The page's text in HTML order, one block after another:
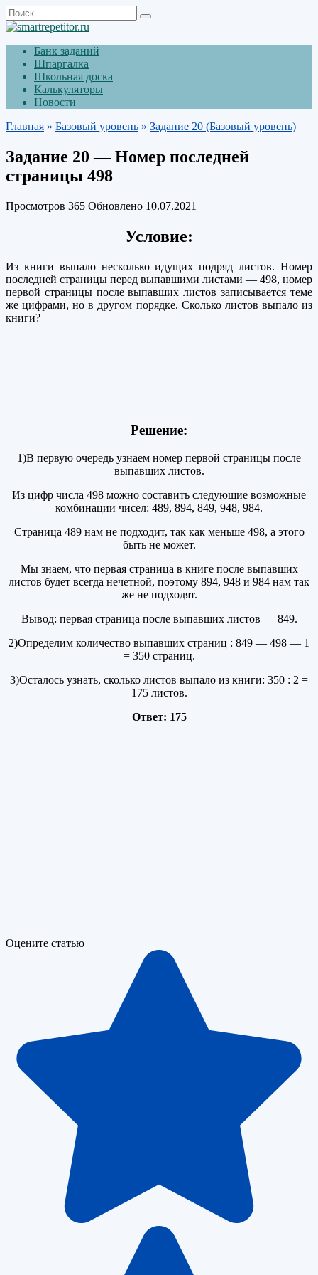
Перейти
к
содержанию
Search
for:
Банк заданий
Шпаргалка
Школьная доска
Калькуляторы
Новости
Главная » Базовый уровень » Задание 20 (Базовый уровень)
Задание 20 — Номер последней
страницы 498
Просмотров 365 Обновлено 10.07.2021
Условие:
Из книги выпало несколько идущих подряд листов. Номер
последней страницы перед выпавшими листами — 498, номер
первой страницы после выпавших листов записывается теме
же цифрами, но в другом порядке. Сколько листов выпало из
книги?
Решение:
1)В первую очередь узнаем номер первой страницы после
выпавших листов.
Из цифр числа 498 можно составить следующие возможные
комбинации чисел: 489, 894, 849, 948, 984.
Страница 489 нам не подходит, так как меньше 498, а этого
быть не может.
Мы знаем, что первая страница в книге после выпавших
листов будет всегда нечетной, поэтому 894, 948 и 984 нам так
же не подходят.
Вывод: первая страница после выпавших листов — 849.
2)Определим количество выпавших страниц : 849 — 498 — 1
= 350 страниц.
3)Осталось узнать, сколько листов выпало из книги: 350 : 2 =
175 листов.
Ответ: 175
Оцените статью